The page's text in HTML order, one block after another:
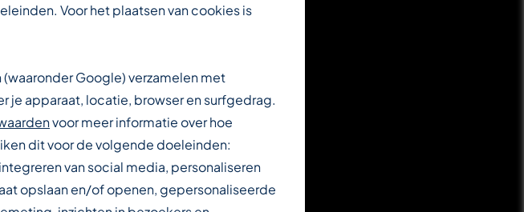
Voor het plaatsen van cookies is
Google) verzamelen met
je apparaat, locatie, browser en surfgedrag.
voor meer informatie over hoe
dit voor de volgende doeleinden:
van social media, personaliseren
opslaan en/of openen, gepersonaliseerde